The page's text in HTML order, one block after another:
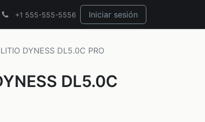
+1 555-555-5556 Iniciar sesión
DYNESS DL5.0C PRO
DL5.0C